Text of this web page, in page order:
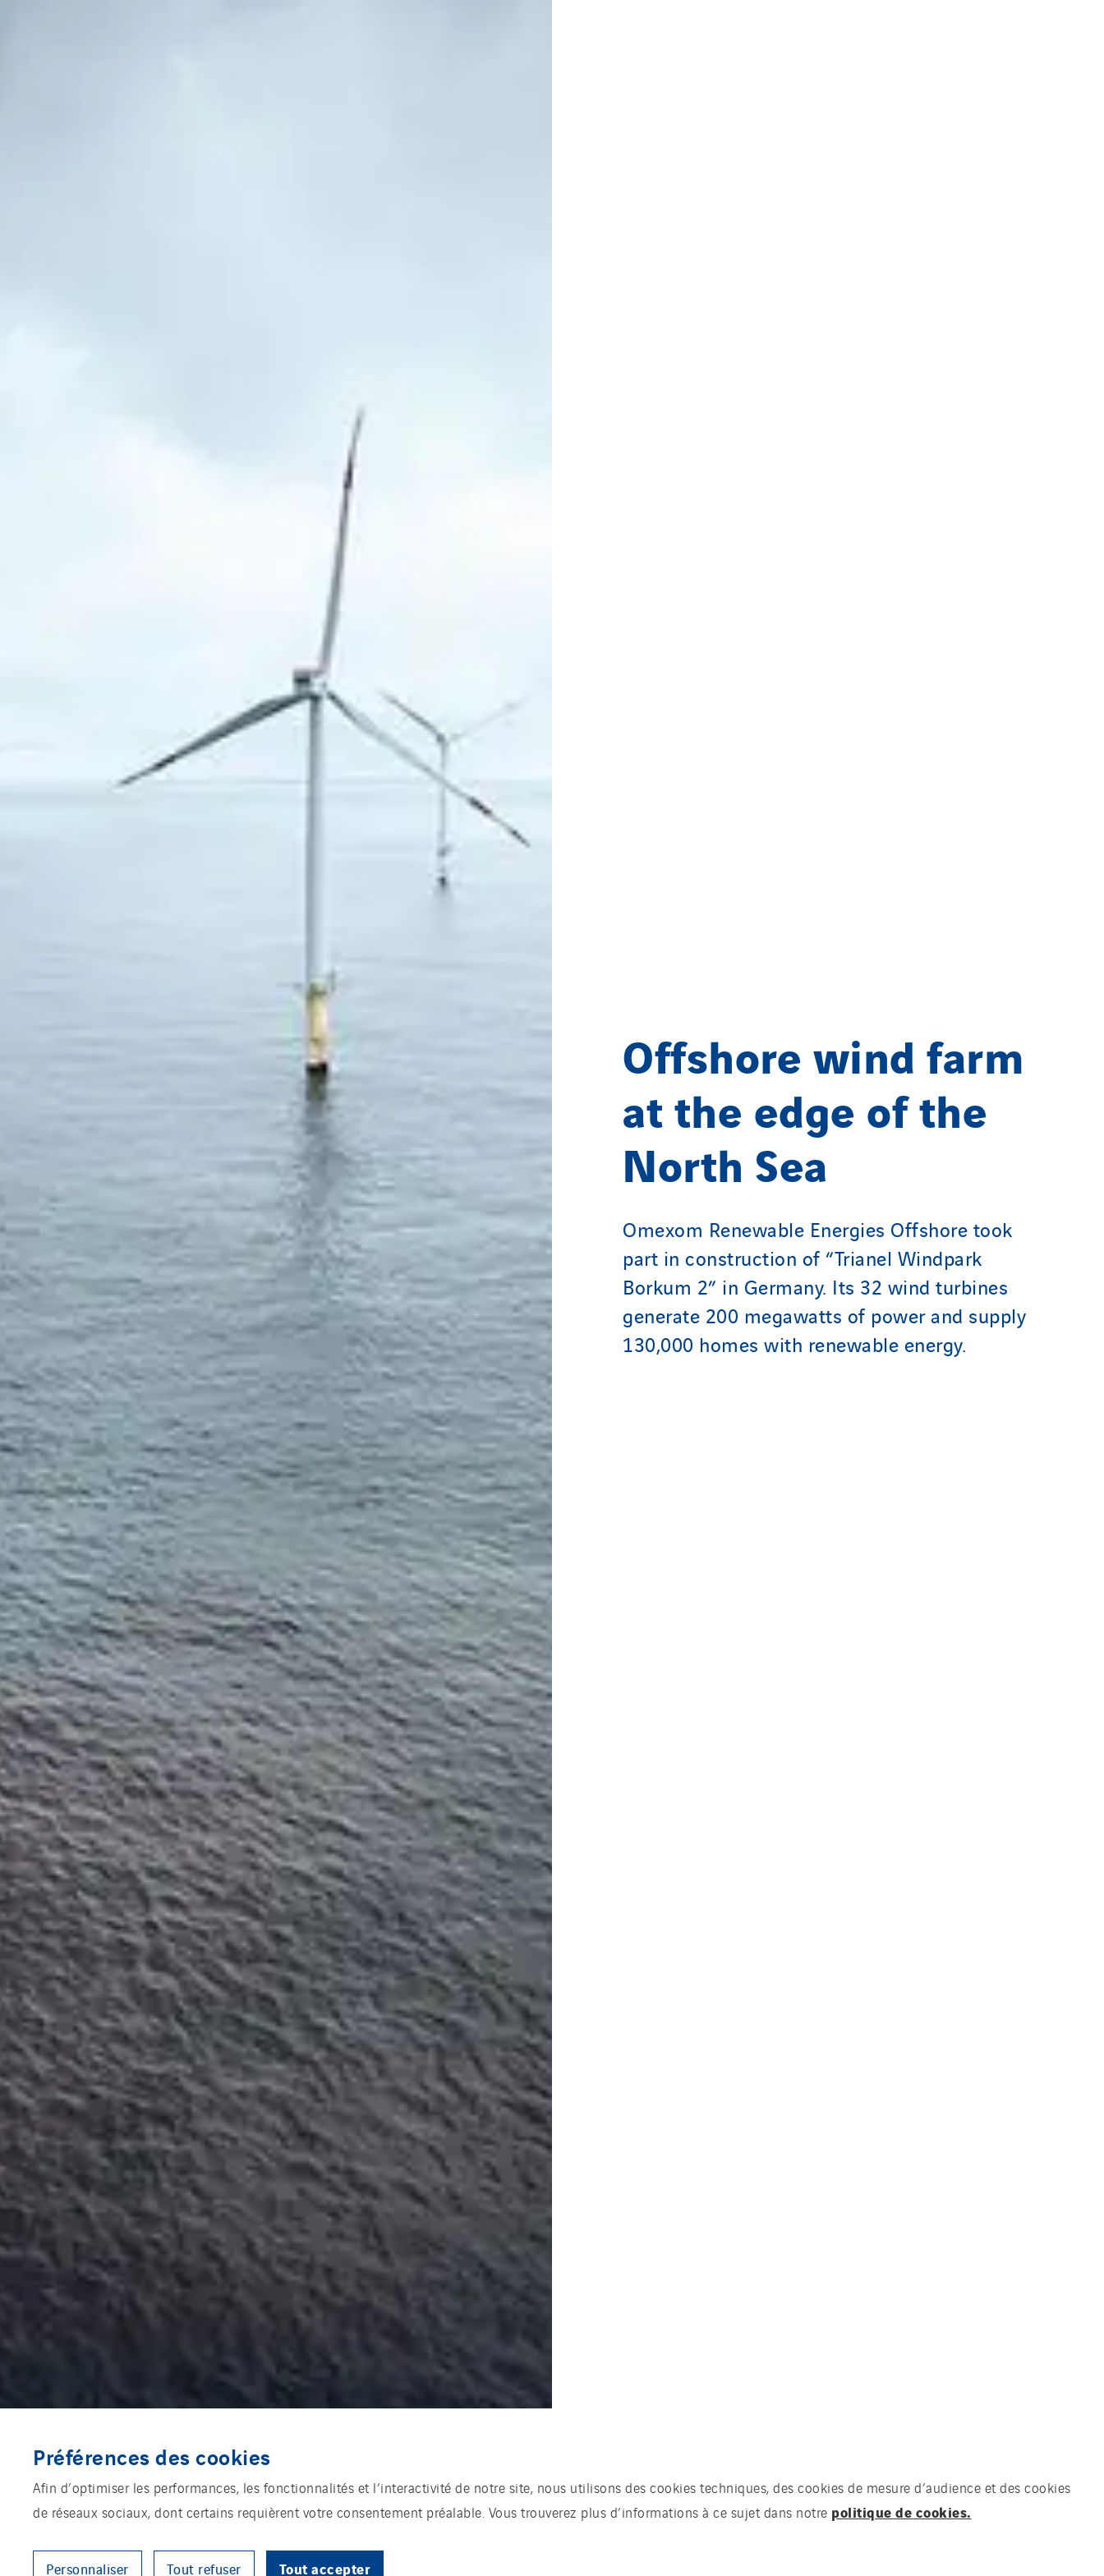
Offshore wind farm
at the edge of the
North Sea
Omexom Renewable Energies Offshore took
part in construction of “Trianel Windpark
Borkum 2” in Germany. Its 32 wind turbines
generate 200 megawatts of power and supply
130,000 homes with renewable energy.
Préférences des cookies
Afin d’optimiser les performances, les fonctionnalités et l’interactivité de notre site, nous utilisons des cookies techniques, des cookies de mesure d’audience et des cookies
de réseaux sociaux, dont certains requièrent votre consentement préalable. Vous trouverez plus d’informations à ce sujet dans notre politique de cookies.
Personnaliser Tout refuser Tout accepter